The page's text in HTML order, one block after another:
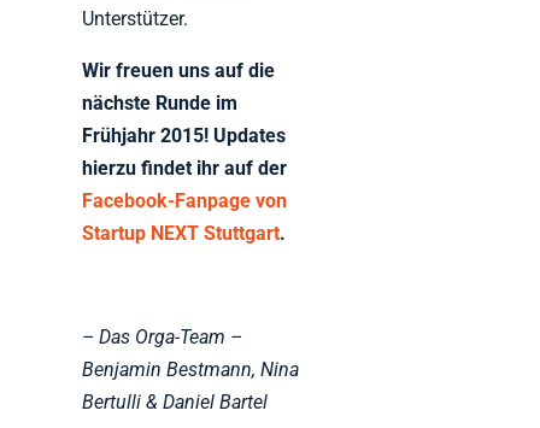
Unterstützer.
Wir freuen uns auf die
nächste Runde im
Frühjahr 2015! Updates
hierzu findet ihr auf der
Facebook-Fanpage von
Startup NEXT Stuttgart.
– Das Orga-Team –
Benjamin Bestmann, Nina
Bertulli & Daniel Bartel